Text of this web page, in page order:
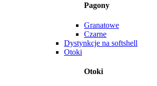
Pagony
Granatowe
Czarne
Dystynkcje na softshell
Otoki
Otoki